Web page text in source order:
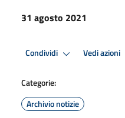
31 agosto 2021
Condividi Vedi azioni
Categorie:
Archivio notizie